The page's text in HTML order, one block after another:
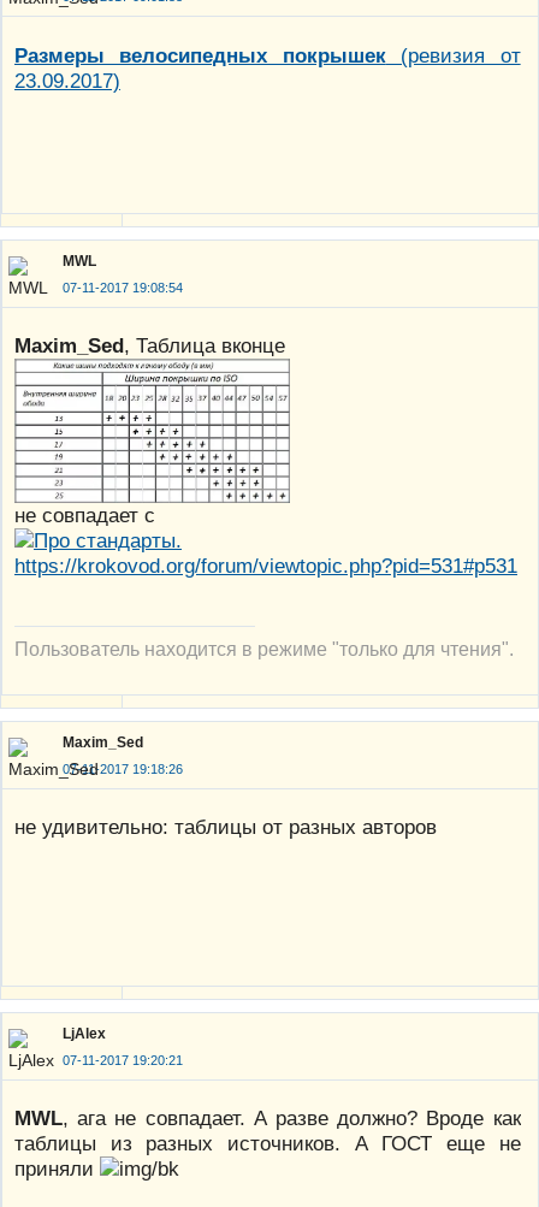
Размеры велосипедных покрышек(ревизия от
23.09.2017)
MWL
07-11-2017 19:08:54
Maxim_Sed, Таблица вконце
не совпадает с
https://krokovod.org/forum/viewtopic.php?pid=531#p531
Пользователь находится в режиме "только для чтения".
Maxim_Sed
07-11-2017 19:18:26
не удивительно: таблицы от разных авторов
LjAlex
07-11-2017 19:20:21
MWL, ага не совпадает. А разве должно? Вроде как
таблицы из разных источников. А ГОСТ еще не
приняли